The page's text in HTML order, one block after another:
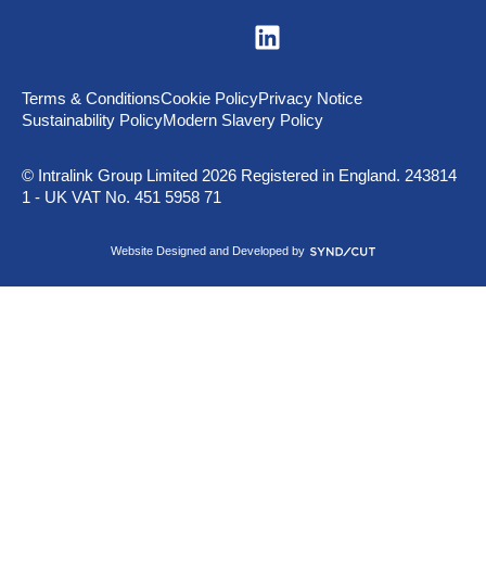
V
i
t
u
n
L
e
I
© Intralink Group Limited 2026 Registered in England. 243814
1 - UK VAT No. 451 5958 71
Terms & ConditionsCookie PolicyPrivacy Notice
Sustainability PolicyModern Slavery Policy
Website Designed and Developed by S
n